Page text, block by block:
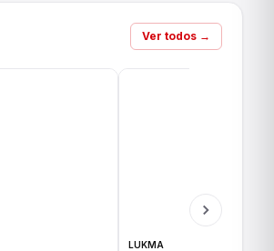
Ver todos →
LUKMA